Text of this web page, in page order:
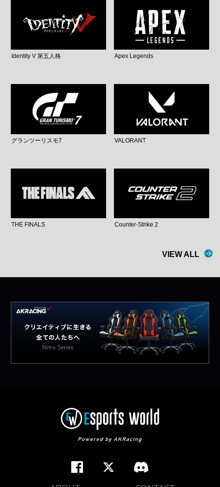
Identity V 第五人格 Apex Legends
グランツーリスモ7 VALORANT
THE FINALS Counter-Strike 2
VIEW ALL